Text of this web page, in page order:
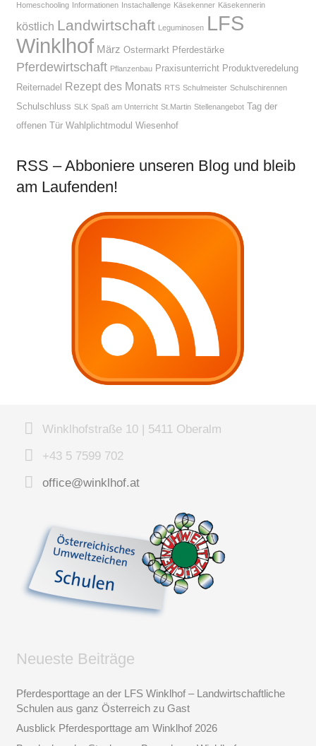
Homeschooling Informationen Instachallenge Käsekenner Käsekennerin
köstlich Landwirtschaft Leguminosen LFS
Winklhof März Ostermarkt Pferdestärke
Pferdewirtschaft Pflanzenbau Praxisunterricht Produktveredelung
Reiternadel Rezept des Monats RTS Schulmeister Schulschirennen
Schulschluss SLK Spaß am Unterricht St.Martin Stellenangebot Tag der
offenen Tür Wahlplichtmodul Wiesenhof
RSS – Abboniere unseren Blog und bleib
am Laufenden!
Winklhofstraße 10 | 5411 Oberalm
+43 5 7599 702
office@winklhof.at
Neueste Beiträge
Pferdesporttage an der LFS Winklhof – Landwirtschaftliche
Schulen aus ganz Österreich zu Gast
Ausblick Pferdesporttage am Winklhof 2026